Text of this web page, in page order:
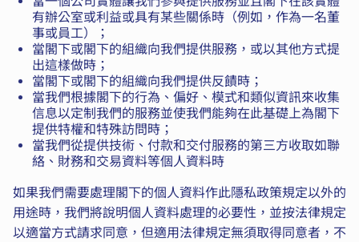
有辦公室或利益或具有某些關係時（例如，作為一名董
事或員工）；
當閣下或閣下的組織向我們提供服務，或以其他方式提
出這樣做時；
當閣下或閣下的組織向我們提供反饋時；
當我們根據閣下的行為、偏好、模式和類似資訊來收集
信息以定制我們的服務並使我們能夠在此基礎上為閣下
提供特權和特殊訪問時；
當我們從提供技術、付款和交付服務的第三方收取如聯
絡、財務和交易資料等個人資料時
如果我們需要處理閣下的個人資料作此隱私政策規定以外的
用途時，我們將說明個人資料處理的必要性，並按法律規定
以適當方式請求同意，但適用法律規定無須取得同意者，不